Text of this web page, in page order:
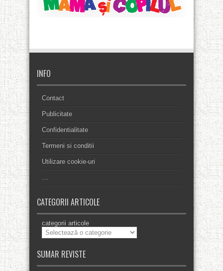
INFO
Contact
Publicitate
Confidentialitate
Termeni si conditii
Utilizare cookie-uri
…
CATEGORII ARTICOLE
categorii articole
SUMAR REVISTE